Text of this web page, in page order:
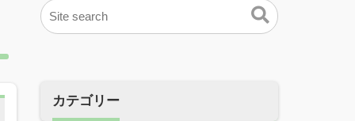
カテゴリー